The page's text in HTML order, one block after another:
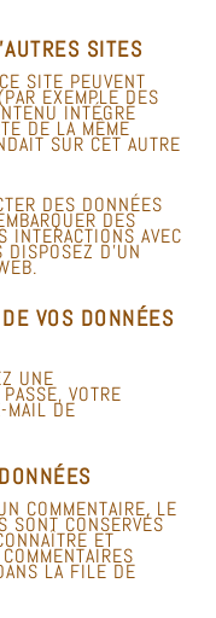
SITES
SITE PEUVENT
EXEMPLE DES
INTÉGRÉ
DE LA MÊME
SUR CET AUTRE
DES DONNÉES
DES
INTERACTIONS AVEC
DISPOSEZ D’UN
VOS DONNÉES
UNE
VOTRE
MAIL DE
COMMENTAIRE, LE
SONT CONSERVÉS
ET
LA FILE DE